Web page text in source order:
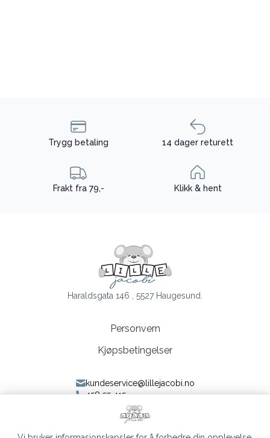
Trygg betaling 14 dager returett
Frakt fra 79,- Klikk & hent
Haraldsgata 146 , 5527 Haugesund.
Personvern
Kjøpsbetingelser
kundeservice@lillejacobi.no
458 55 415
Følg oss på Facebook
Følg oss på Instagram